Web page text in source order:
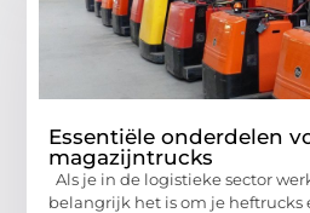
Essentiële onderdelen
magazijntrucks
Als je in de logistieke sector
belangrijk het is om je